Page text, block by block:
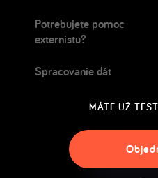
Potrebujete pomoc
externistu?
Spracovanie dát
MÁTE UŽ